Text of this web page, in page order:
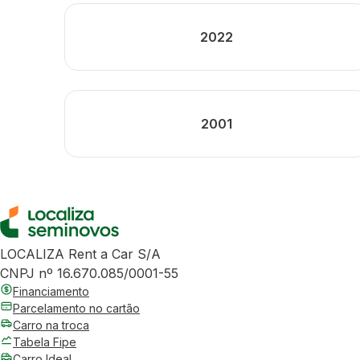
2022
2001
LOCALIZA Rent a Car S/A
CNPJ nº 16.670.085/0001-55
Financiamento
Parcelamento no cartão
Carro na troca
Tabela Fipe